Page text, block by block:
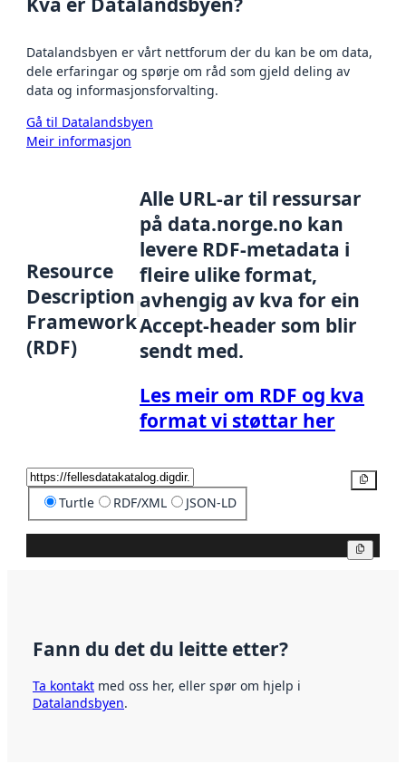
Datalandsbyen er vårt nettforum der du kan be om data,
dele erfaringar og spørje om råd som gjeld deling av
data og informasjonsforvalting.
Gå til Datalandsbyen
Meir informasjon
Resource
Description
Framework
(RDF)
Alle URL-ar til ressursar
på data.norge.no kan
levere RDF-metadata i
fleire ulike format,
avhengig av kva for ein
Accept-header som blir
sendt med.
Les meir om RDF og kva
format vi støttar her
Turtle RDF/XML JSON-LD
Fann du det du leitte etter?
Ta kontakt med oss her, eller spør om hjelp i
Datalandsbyen.